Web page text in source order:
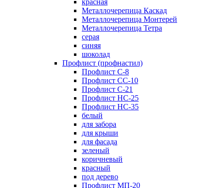
красная
Металлочерепица Каскад
Металлочерепица Монтерей
Металлочерепица Тетра
серая
синяя
шоколад
Профлист (профнастил)
Профлист С-8
Профлист СС-10
Профлист C-21
Профлист НС-25
Профлист НС-35
белый
для забора
для крыши
для фасада
зеленый
коричневый
красный
под дерево
Профлист МП-20